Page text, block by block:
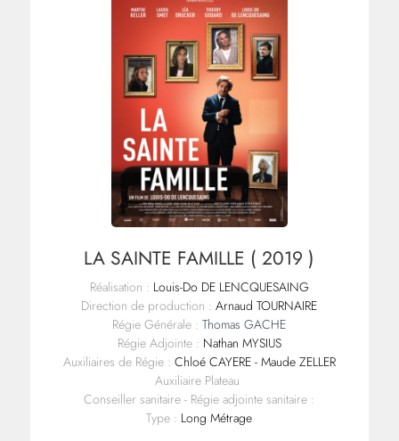
LA SAINTE FAMILLE ( 2019 )
Réalisation : Louis-Do DE LENCQUESAING
Direction de production : Arnaud TOURNAIRE
Régie Générale : Thomas GACHE
Régie Adjointe : Nathan MYSIUS
Auxiliaires de Régie : Chloé CAYERE - Maude ZELLER
Auxiliaire Plateau
Conseiller sanitaire - Régie adjointe sanitaire :
Type : Long Métrage